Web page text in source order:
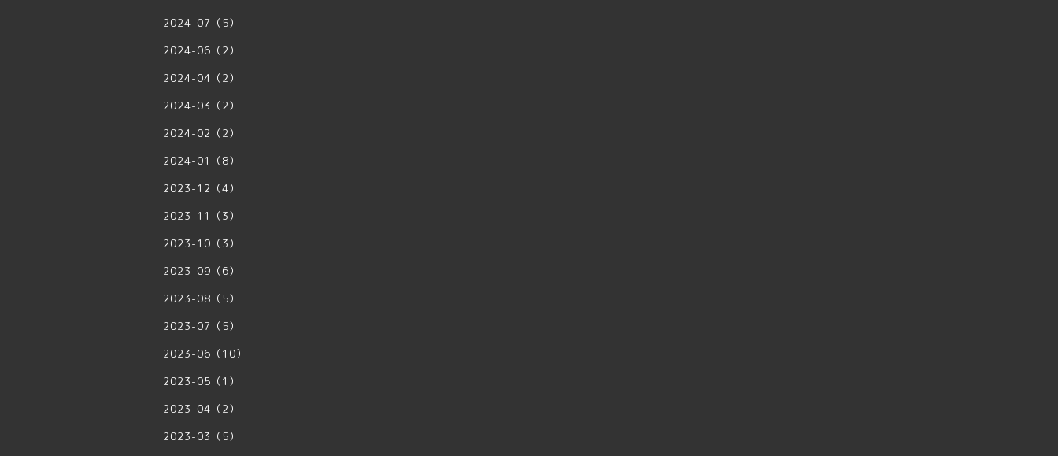
2024-07（5）
2024-06（2）
2024-04（2）
2024-03（2）
2024-02（2）
2024-01（8）
2023-12（4）
2023-11（3）
2023-10（3）
2023-09（6）
2023-08（5）
2023-07（5）
2023-06（10）
2023-05（1）
2023-04（2）
2023-03（5）